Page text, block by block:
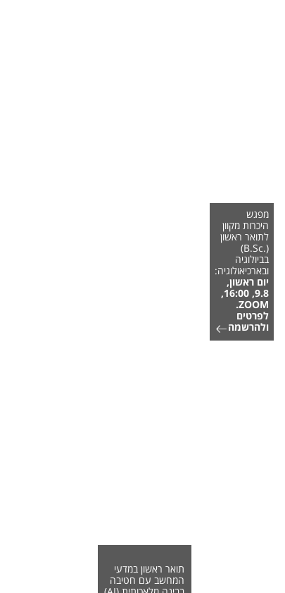
מפגש
היכרות מקוון
לתואר ראשון
(.B.Sc)
בביולוגיה
ובארכיאולוגיה:
יום ראשון,
9.8, 16:00,
ZOOM.
לפרטים
ולהרשמה
תואר ראשון במדעי
המחשב עם חטיבה